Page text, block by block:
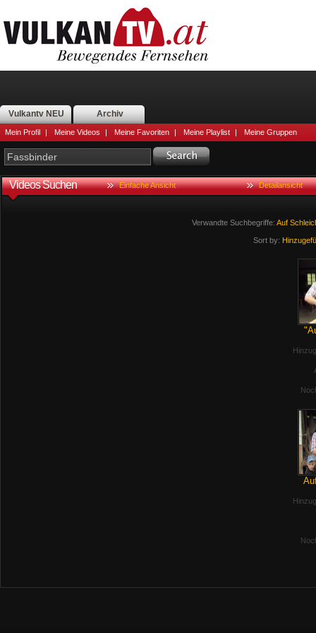
Vulkantv NEU Archiv
Mein Profil | Meine Videos | Meine Favoriten | Meine Playlist | Meine Gruppen
Videos Suchen Einfache Ansicht Detailansicht
Verwandte Suchbegriffe: Auf
Sort by: